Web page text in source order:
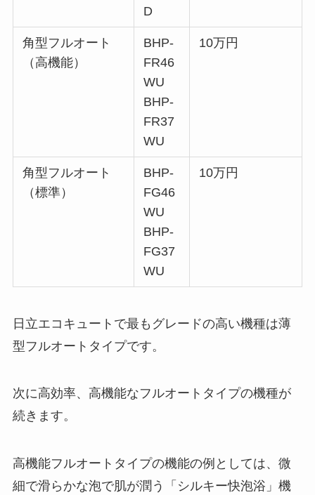
D
角型フルオート
（高機能）
BHP-
FR46
WU
BHP-
FR37
WU
10万円
角型フルオート
（標準）
BHP-
FG46
WU
BHP-
FG37
WU
10万円
日立エコキュートで最もグレードの高い機種は薄
型フルオートタイプです。
次に高効率、高機能なフルオートタイプの機種が
続きます。
高機能フルオートタイプの機能の例としては、微
細で滑らかな泡で肌が潤う「シルキー快泡浴」機